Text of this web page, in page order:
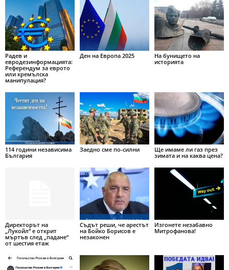
Радев и
евродезинформацията:
Референдум за еврото
или кремълска
манипулация?
Ден на Европа 2025
На бунището на
историята
114 години независима
България
Заедно сме по-силни
Ще имаме ли газ през
зимата и на каква цена?
Директорът на
„Лукойл“ е открит
мъртъв след „падане“
от шестия етаж
Съдът реши, че арестът
на Бойко Борисов е
незаконен
Изгонете незабавно
Митрофанова!